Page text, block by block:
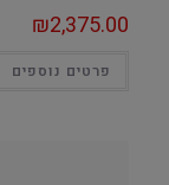
₪2,375.00
פרטים נוספים